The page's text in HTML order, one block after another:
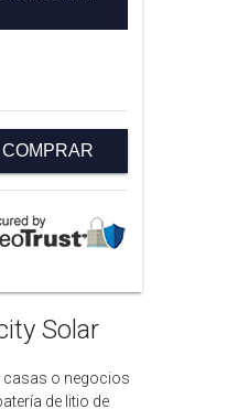
COMPRAR
Solar
o negocios
de litio de